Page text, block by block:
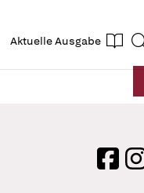
Aktuelle Ausgabe
login